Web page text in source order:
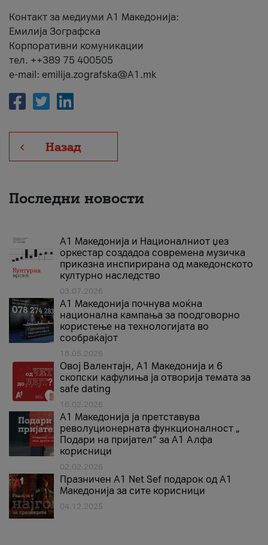
Контакт за медиуми А1 Македонија:
Емилија Зографска
Корпоративни комуникации
тел. ++389 75 400505
e-mail: emilija.zografska@A1.mk
Назад
Последни новости
А1 Македонија и Националниот џез
оркестар создадоа современа музичка
приказна инспирирана од македонското
културно наследство
03.07.2026
A1 Македонија почнува моќна
национална кампања за поодговорно
користење на технологијата во
сообраќајот
18.05.2026
Овој Валентајн, A1 Македонија и 6
скопски кафулиња ја отворија темата за
safe dating
16.02.2026
А1 Македонија ја претставува
револуционерната функционалност „
Подари на пријател“ за А1 Алфа
корисници
02.02.2026
Празничен A1 Net Sеf подарок од А1
Македонија за сите корисници
04.12.2025